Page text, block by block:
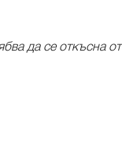
да се откъсна от